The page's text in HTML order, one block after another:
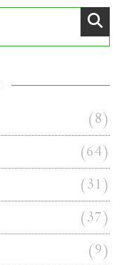
(8)
(64)
(31)
(37)
(9)